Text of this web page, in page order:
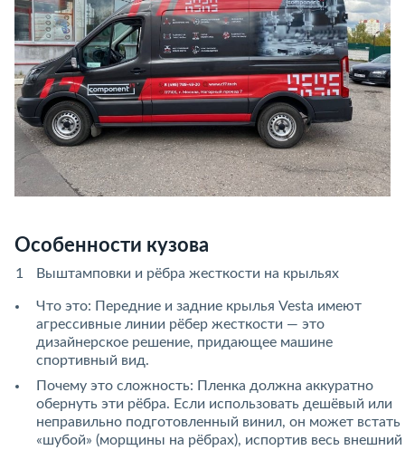
Особенности кузова
Выштамповки и рёбра жесткости на крыльях
Что это: Передние и задние крылья Vesta имеют
агрессивные линии рёбер жесткости — это
дизайнерское решение, придающее машине
спортивный вид.
Почему это сложность: Пленка должна аккуратно
обернуть эти рёбра. Если использовать дешёвый или
неправильно подготовленный винил, он может встать
«шубой» (морщины на рёбрах), испортив весь внешний